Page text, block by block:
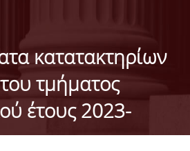
ΠΛΗΡΟΦΟΡΙΕΣ
ΤΟΥ ΤΜΗΜΑΤΟΣ
ΠΡΟΠΤΥΧΙΑΚΩΝ ΣΠΟΥΔΩΝ
κατατακτηρίων
τμήματος
έτους 2023-